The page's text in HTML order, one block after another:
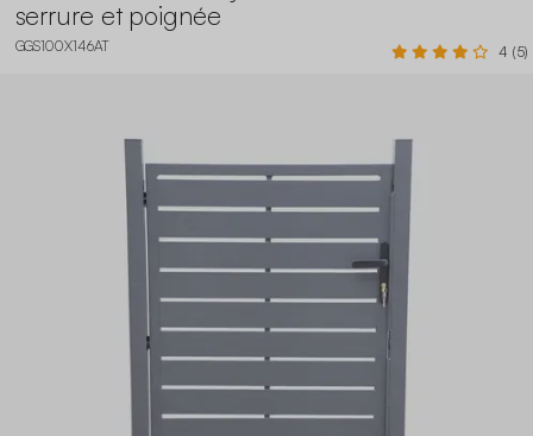
serrure et poignée
GGS100X146AT 4 (5)